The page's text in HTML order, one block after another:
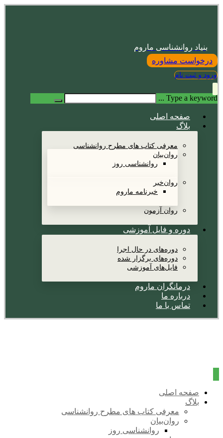
بنیاد روانشناسی ماروم
درخواست مشاوره
ورود و ثبت نام
Type a keyword ...
صفحه اصلی
بلاگ
معرفی کتاب های مطرح روانشناسی
روان‌بیان
روانشناسی روز
روان‌خبر
خبرنامه ماروم
روان آزمون
دوره و فایل آموزشی
دوره‌های در حال اجرا
دوره‌های برگزار شده
فایل‌های آموزشی
درمانگران ماروم
درباره ما
تماس با ما
صفحه اصلی
بلاگ
معرفی کتاب های مطرح روانشناسی
روان‌بیان
روانشناسی روز